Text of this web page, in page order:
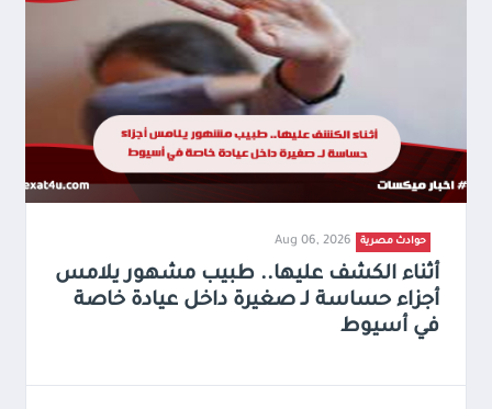
حوادث مصرية Aug 06, 2026
أثناء الكشف عليها.. طبيب مشهور يلامس
أجزاء حساسة لـ صغيرة داخل عيادة خاصة
في أسيوط